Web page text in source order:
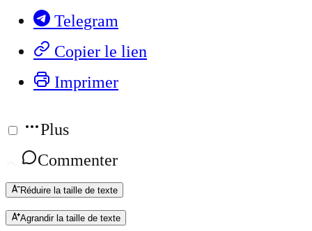
Telegram
Copier le lien
Imprimer
Plus
Commenter
Réduire la taille de texte
Agrandir la taille de texte